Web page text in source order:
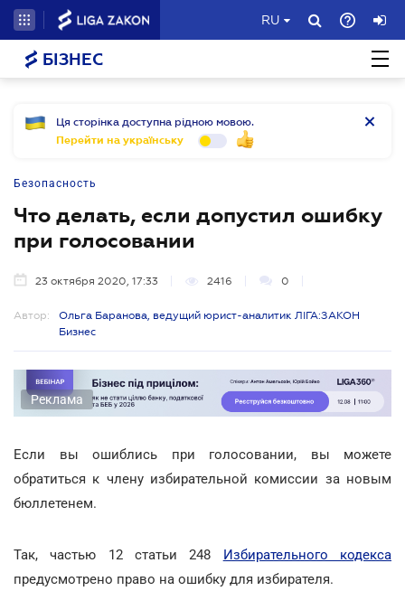
RU
БІЗНЕС
Ця сторінка доступна рідною мовою.
Перейти на українську
Безопасность
Что делать, если допустил ошибку
при голосовании
23 октября 2020, 17:33 2416 0
Автор:
Ольга Баранова, ведущий юрист-аналитик ЛІГА:ЗАКОН
Бизнес
Реклама
Если вы ошиблись при голосовании, вы можете
обратиться к члену избирательной комиссии за новым
бюллетенем.
Так, частью 12 статьи 248 Избирательного кодекса
предусмотрено право на ошибку для избирателя.